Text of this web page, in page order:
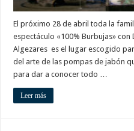
El próximo 28 de abril toda la
espectáculo «100% Burbujas» con
Algezares es el lugar escogido
del arte de las pompas de jabón
para dar a conocer todo …
Leer más